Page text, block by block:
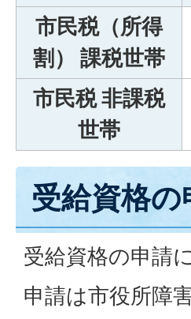
市民税（所得
割） 課税世帯
市民税 非課税
世帯
受給資格の
受給資格の申請
申請は市役所障